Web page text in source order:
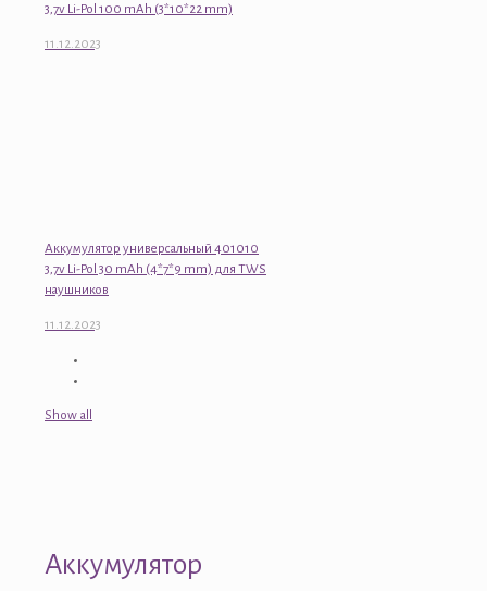
3,7v Li-Pol 100 mAh (3*10*22 mm)
11.12.2023
Аккумулятор универсальный 401010
3,7v Li-Pol 30 mAh (4*7*9 mm) для TWS
наушников
11.12.2023
Show all
Аккумулятор